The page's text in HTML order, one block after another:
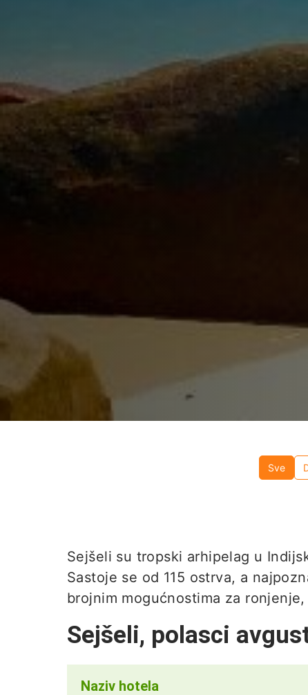
Sve
Sejšeli su tropski arhipelag u
Sastoje se od 115 ostrva, a
brojnim mogućnostima za
Sejšeli, polasci
Naziv hotela